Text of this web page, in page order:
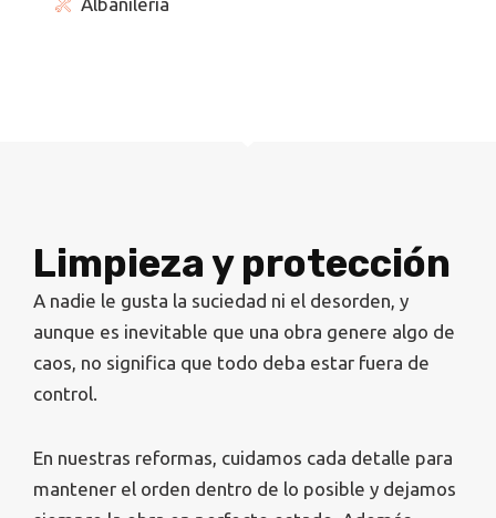
Limpieza y protección
A nadie le gusta la suciedad ni el desorden, y
aunque es inevitable que una obra genere algo de
caos, no significa que todo deba estar fuera de
control.
En nuestras reformas, cuidamos cada detalle para
mantener el orden dentro de lo posible y dejamos